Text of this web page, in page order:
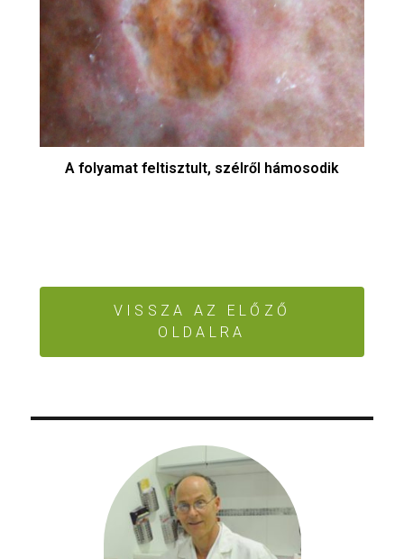
A folyamat feltisztult, szélről hámosodik
VISSZA AZ ELŐZŐ
OLDALRA